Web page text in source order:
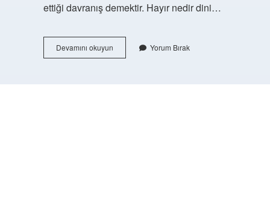
ettiği davranış demektir. Hayır nedir dini…
Devamını okuyunŞer
Ne
Yorum Bırak